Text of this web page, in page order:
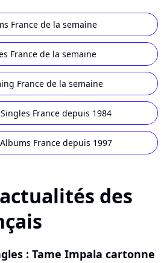
France de la semaine
France de la semaine
France de la semaine
France depuis 1984
France depuis 1997
des
: Tame Impala cartonne